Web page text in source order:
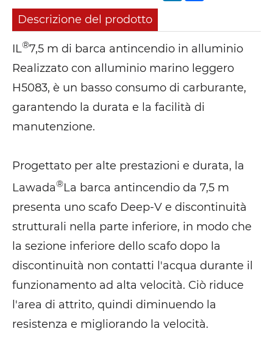
Descrizione del prodotto
IL®7,5 m di barca antincendio in alluminio
Realizzato con alluminio marino leggero
H5083, è un basso consumo di carburante,
garantendo la durata e la facilità di
manutenzione.
Progettato per alte prestazioni e durata, la
Lawada®La barca antincendio da 7,5 m
presenta uno scafo Deep-V e discontinuità
strutturali nella parte inferiore, in modo che
la sezione inferiore dello scafo dopo la
discontinuità non contatti l'acqua durante il
funzionamento ad alta velocità. Ciò riduce
l'area di attrito, quindi diminuendo la
resistenza e migliorando la velocità.